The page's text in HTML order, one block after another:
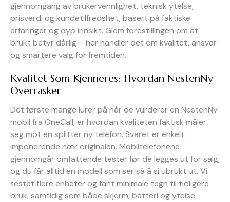
gjennomgang av brukervennlighet, teknisk ytelse,
prisverdi og kundetilfredshet, basert på faktiske
erfaringer og dyp innsikt. Glem forestillingen om at
brukt betyr dårlig – her handler det om kvalitet, ansvar
og smartere valg for fremtiden.
Kvalitet Som Kjenneres: Hvordan NestenNy
Overrasker
Det første mange lurer på når de vurderer en NestenNy
mobil fra OneCall, er hvordan kvaliteten faktisk måler
seg mot en splitter ny telefon. Svaret er enkelt:
imponerende nær originalen. Mobiltelefonene
gjennomgår omfattende tester før de legges ut for salg,
og du får alltid en modell som ser så å si ubrukt ut. Vi
testet flere enheter og fant minimale tegn til tidligere
bruk, samtidig som både skjerm, batteri og ytelse